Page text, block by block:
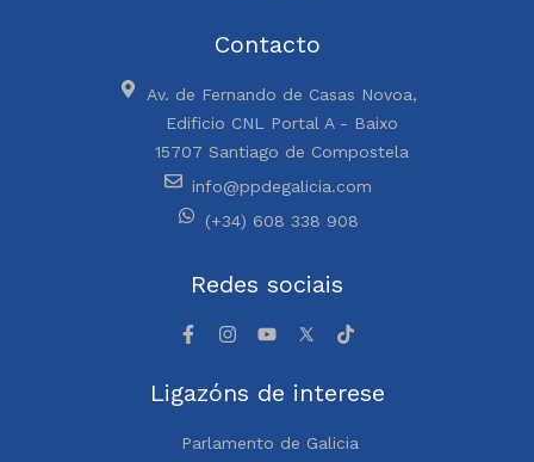
Contacto
Av. de Fernando de Casas Novoa,
Edificio CNL Portal A - Baixo
15707 Santiago de Compostela
info@ppdegalicia.com
(+34) 608 338 908
Redes sociais
Ligazóns de interese
Parlamento de Galicia